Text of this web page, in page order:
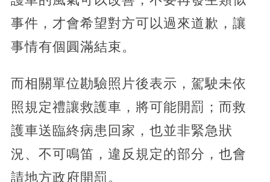
事件，才會希望對方可以過來道歉，讓
事情有個圓滿結束。
而相關單位勘驗照片後表示，駕駛未依
照規定禮讓救護車，將可能開罰；而救
護車送臨終病患回家，也並非緊急狀
況、不可鳴笛，違反規定的部分，也會
請地方政府開罰。